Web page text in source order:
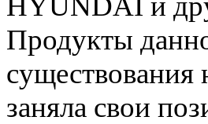
Продукты
существования
заняла свои